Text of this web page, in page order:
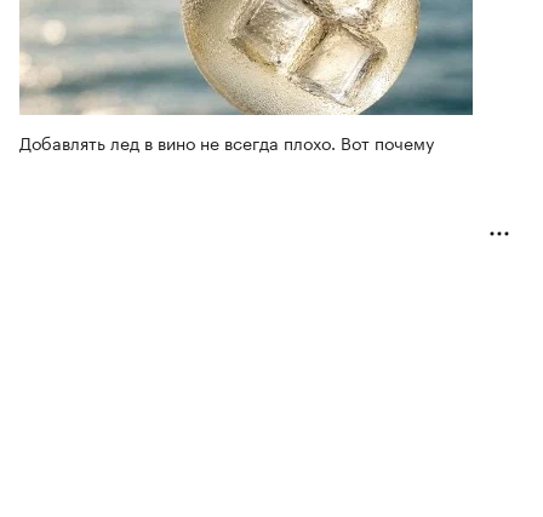
Добавлять лед в вино не всегда плохо. Вот почему